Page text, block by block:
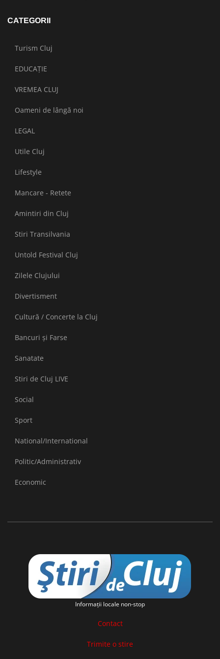
CATEGORII
Turism Cluj
EDUCAȚIE
VREMEA CLUJ
Oameni de lângă noi
LEGAL
Utile Cluj
Lifestyle
Mancare - Retete
Amintiri din Cluj
Stiri Transilvania
Untold Festival Cluj
Zilele Clujului
Divertisment
Cultură / Concerte la Cluj
Bancuri și Farse
Sanatate
Stiri de Cluj LIVE
Social
Sport
National/International
Politic/Administrativ
Economic
Informaţii locale non-stop
Contact
Trimite o stire